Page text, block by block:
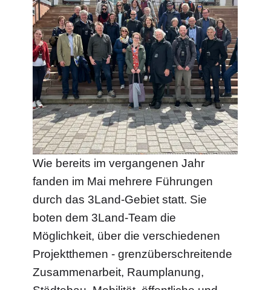
Wie bereits im vergangenen Jahr
fanden im Mai mehrere Führungen
durch das 3Land-Gebiet statt. Sie
boten dem 3Land-Team die
Möglichkeit, über die verschiedenen
Projektthemen - grenzüberschreitende
Zusammenarbeit, Raumplanung,